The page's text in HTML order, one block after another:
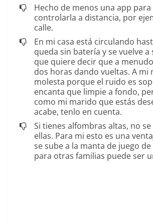
Hecho de menos una app
controlarla a distancia, por
calle.
En mi casa está circulando
queda sin batería y se vuelve a
que quiere decir que a
dos horas dando vueltas. A mi
molesta porque el ruido es
encanta que limpie a fondo,
como mi marido que estás
acabe, tenlo en cuenta.
Si tienes alfombras altas, no se
ellas. Para mi esto es una
se sube a la manta de juego
para otras familias puede ser